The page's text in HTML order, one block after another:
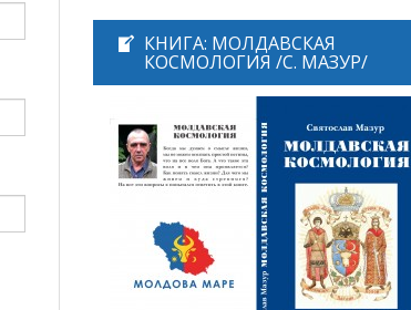
КНИГА: МОЛДАВСКАЯ
КОСМОЛОГИЯ /С. МАЗУР/